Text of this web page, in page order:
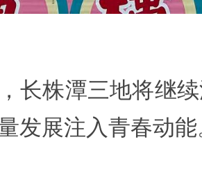
长株潭三地将继
发展注入青春动